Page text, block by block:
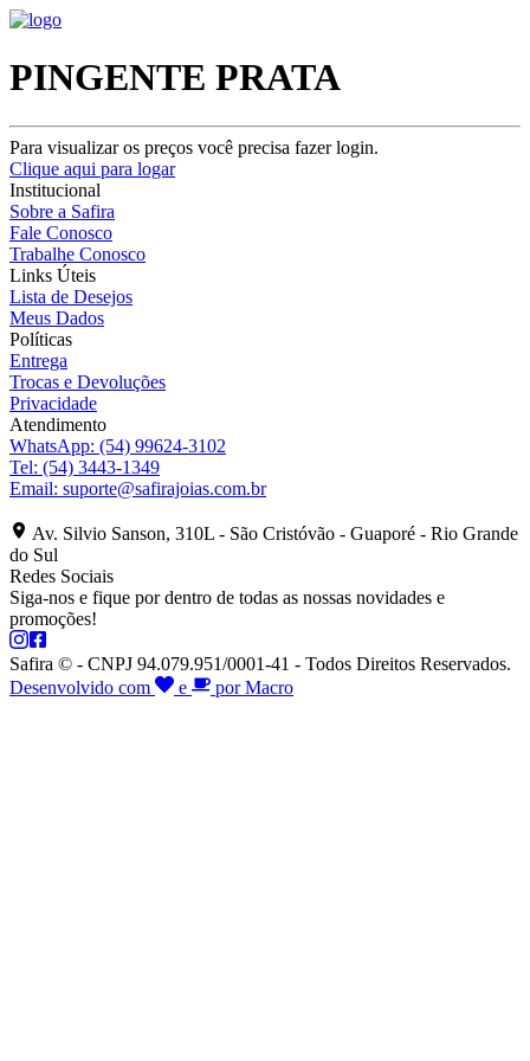
PINGENTE PRATA
Para visualizar os preços você precisa fazer login.
Clique aqui para logar
Institucional
Sobre a Safira
Fale Conosco
Trabalhe Conosco
Links Úteis
Lista de Desejos
Meus Dados
Políticas
Entrega
Trocas e Devoluções
Privacidade
Atendimento
WhatsApp: (54) 99624-3102
Tel: (54) 3443-1349
Email: suporte@safirajoias.com.br
Av. Silvio Sanson, 310L - São Cristóvão - Guaporé - Rio Grande
do Sul
Redes Sociais
Siga-nos e fique por dentro de todas as nossas novidades e
promoções!
Safira © - CNPJ 94.079.951/0001-41 - Todos Direitos Reservados.
Desenvolvido com
e por Macro